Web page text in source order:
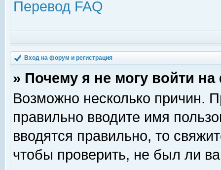
Перевод FAQ
Вход на форум и регистрация
» Почему я не могу войти
Возможно несколько причин.
правильно вводите имя
вводятся правильно, то
чтобы проверить, не был ли